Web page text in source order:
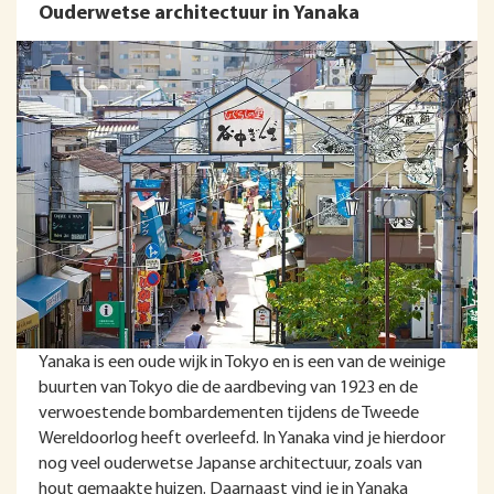
Ouderwetse architectuur in Yanaka
Yanaka is een oude wijk in Tokyo en is een van de weinige
buurten van Tokyo die de aardbeving van 1923 en de
verwoestende bombardementen tijdens de Tweede
Wereldoorlog heeft overleefd. In Yanaka vind je hierdoor
nog veel ouderwetse Japanse architectuur, zoals van
hout gemaakte huizen. Daarnaast vind je in Yanaka